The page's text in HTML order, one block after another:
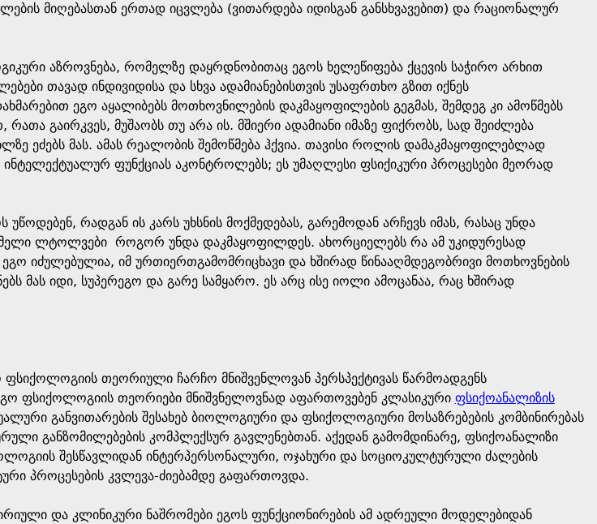
მიღებასთან ერთად იცვლება (ვითარდება იდისგან განსხვავებით) და რაციონალურ
აზროვნება, რომელზე დაყრდნობითაც ეგოს ხელეწიფება ქცევის საჭირო არხით
თავად ინდივიდისა და სხვა ადამიანებისთვის უსაფრთხო გზით იქნეს
ეგო აყალიბებს მოთხოვნილების დაკმაყოფილების გეგმას, შემდეგ კი ამოწმებს
გაირკვეს, მუშაობს თუ არა ის. მშიერი ადამიანი იმაზე ფიქრობს, სად შეიძლება
ეძებს მას. ამას რეალობის შემოწმება ჰქვია. თავისი როლის დამაკმაყოფილებლად
ფუნქციას აკონტროლებს; ეს უმაღლესი ფსიქიკური პროცესები მეორად
რადგან ის კარს უხსნის მოქმედებას, გარემოდან არჩევს იმას, რასაც უნდა
ლტოლვები როგორ უნდა დაკმაყოფილდეს. ახორციელებს რა ამ უკიდურესად
იძულებულია, იმ ურთიერთგამომრიცხავი და ხშირად წინააღმდეგობრივი მოთხოვნების
მას იდი, სუპერეგო და გარე სამყარო. ეს არც ისე იოლი ამოცანაა, რაც ხშირად
ფსიქოლოგიის თეორიული ჩარჩო მნიშვენლოვან პერსპექტივას წარმოადგენს
ფსიქოლოგიის თეორიები მნიშვნელოვნად აფართოვებენ კლასიკური ფსიქოანალიზის
განვითარების შესახებ ბიოლოგიური და ფსიქოლოგიური მოსაზრებების კომბინირებას
განზომილებების კომპლექსურ გავლენებთან. აქედან გამომდინარე, ფსიქოანალიზი
შესწავლიდან ინტერპერსონალური, ოჯახური და სოციოკულტურული ძალების
პროცესების კვლევა-ძიებამდე გაფართოვდა.
და კლინიკური ნაშრომები ეგოს ფუნქციონირების ამ ადრეული მოდელებიდან